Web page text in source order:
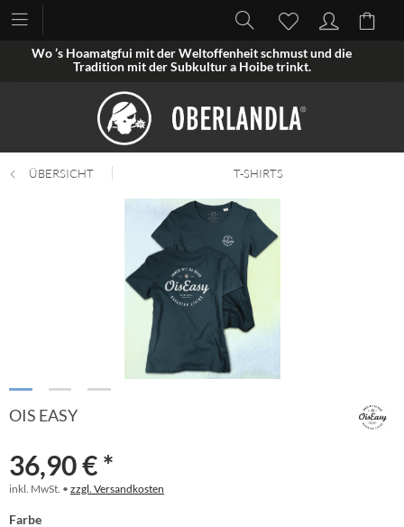
Wo ’s Hoamatgfui mit der Weltoffenheit schmust und die
Tradition mit der Subkultur a Hoibe trinkt.
ÜBERSICHT T-SHIRTS
OIS EASY
36,90 € *
inkl. MwSt. • zzgl. Versandkosten
Farbe